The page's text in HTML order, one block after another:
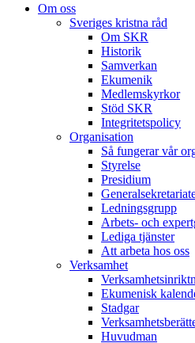
Om oss
Sveriges kristna råd
Om SKR
Historik
Samverkan
Ekumenik
Medlemskyrkor
Stöd SKR
Integritetspolicy
Organisation
Så fungerar vår
Styrelse
Presidium
Ledningsgrupp
Arbets- och
Lediga tjänster
Att arbeta hos oss
Verksamhet
Ekumenisk
Stadgar
Huvudman